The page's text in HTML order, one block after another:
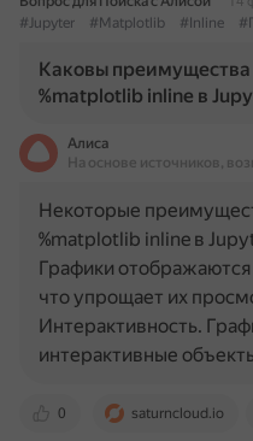
#Jupyter
#Matplotlib #Inline
Каковы преимущества
%matplotlib inline в
Алиса
На основе источников,
0 saturncloud.io
Некоторые
%matplotlib inline в
Графики
что упрощает их
Интерактивность.
интерактивные